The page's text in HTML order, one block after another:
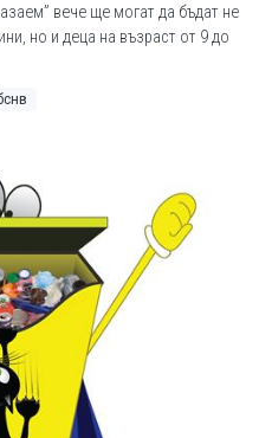
вече ще могат да бъдат не
но и деца на възраст от 9 до